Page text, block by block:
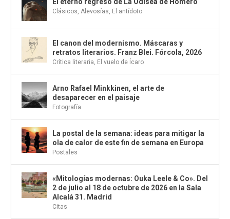
Clásicos Alevosías El antídoto
El canon del modernismo. Máscaras y
retratos literarios. Franz Blei. Fórcola, 2026
Crítica literaria El vuelo de Ícaro
Arno Rafael Minkkinen, el arte de
desaparecer en el paisaje
Fotografía
La postal de la semana: ideas para mitigar la
ola de calor de este fin de semana en Europa
Postales
«Mitologías modernas: Ouka Leele & Co». Del
2 de julio al 18 de octubre de 2026 en la Sala
Alcalá 31. Madrid
Citas